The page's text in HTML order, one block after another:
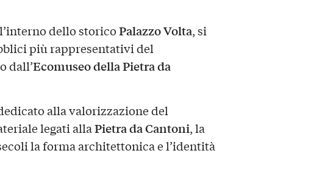
dello storicoPalazzo Volta, si
più rappresentativi del
dall’Ecomuseo della Pietra da
alla valorizzazione del
legati allaPietra da Cantoni, la
la forma architettonica e l’identità